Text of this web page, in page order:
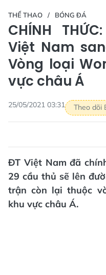
THỂ THAO BÓNG ĐÁ
CHÍNH
Việt Nam
Vòng loại
vực châu Á
25/05/2021 03:31 Theo dõi
ĐT Việt Nam đã
29 cầu thủ sẽ lên
trận còn lại thuộc
khu vực châu Á.